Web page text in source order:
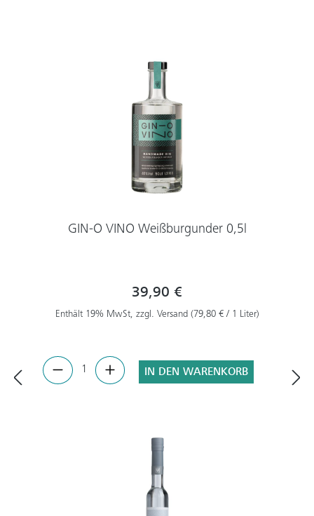
GIN-O VINO Weißburgunder 0,5l
39,90 €
Enthält 19% MwSt, zzgl. Versand (79,80 € / 1 Liter)
IN DEN WARENKORB